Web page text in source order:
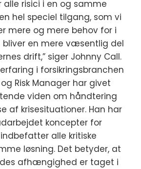
risici i en og samme
hel speciel tilgang, som vi
mere og mere behov for i
en mere væsentlig del
drift,” siger Johnny Call.
i forsikringsbranchen
Risk Manager har givet
viden om håndtering
af krisesituationer. Han har
koncepter for
alle kritiske
løsning. Det betyder, at
afhængighed er taget i